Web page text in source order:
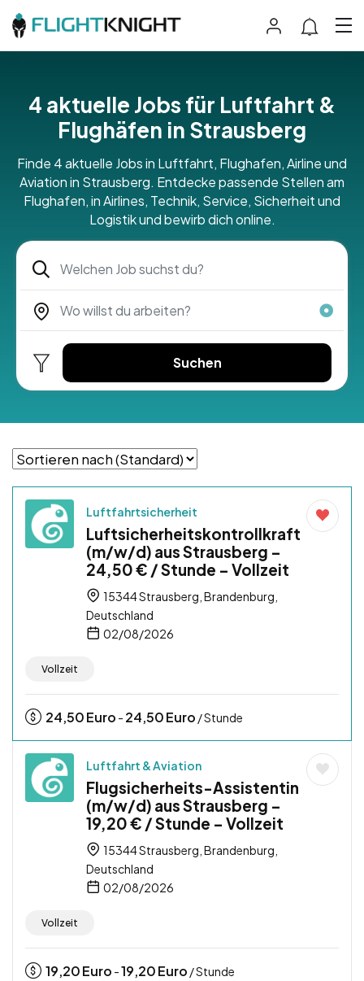
4 aktuelle Jobs für Luftfahrt &
Flughäfen in Strausberg
Finde 4 aktuelle Jobs in Luftfahrt, Flughafen, Airline und
Aviation in Strausberg. Entdecke passende Stellen am
Flughafen, in Airlines, Technik, Service, Sicherheit und
Logistik und bewirb dich online.
Suchen
Luftfahrtsicherheit
Luftsicherheitskontrollkraft
(m/w/d) aus Strausberg –
24,50 € / Stunde – Vollzeit
15344 Strausberg, Brandenburg,
Deutschland
02/08/2026
Vollzeit
24,50Euro - 24,50Euro / Stunde
Luftfahrt & Aviation
Flugsicherheits-Assistentin
(m/w/d) aus Strausberg –
19,20 € / Stunde – Vollzeit
15344 Strausberg, Brandenburg,
Deutschland
02/08/2026
Vollzeit
19,20Euro -19,20Euro / Stunde